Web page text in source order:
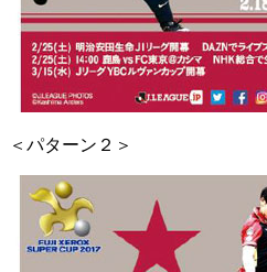
＜パターン２＞